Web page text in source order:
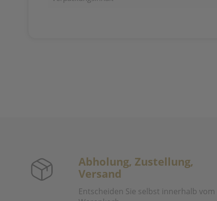
Abholung, Zustellung,
Versand
Entscheiden Sie selbst innerhalb vom